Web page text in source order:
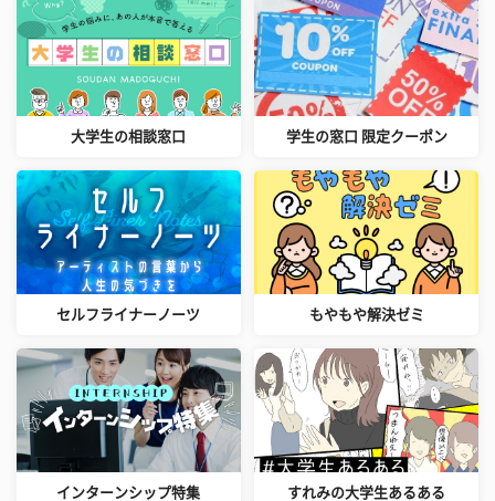
大学生の相談窓口 学生の窓口 限定クーポン
セルフライナーノーツ もやもや解決ゼミ
インターンシップ特集 すれみの大学生あるある